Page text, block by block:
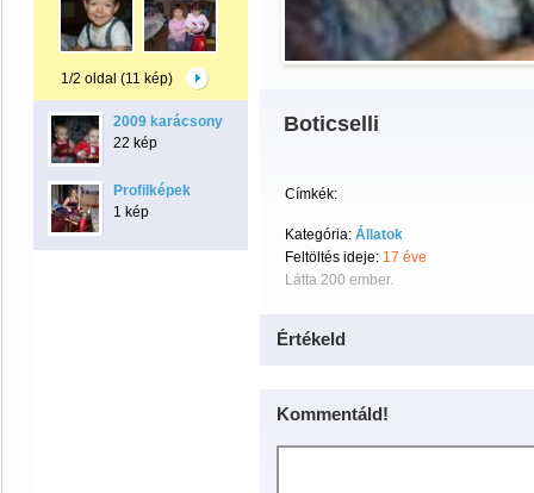
1/2 oldal (11 kép)
2009 karácsony
22 kép
Profilképek
1 kép
Boticselli
Címkék:
Kategória: Állatok
Feltöltés ideje: 17 éve
Látta 200 ember.
Értékeld
Kommentáld!